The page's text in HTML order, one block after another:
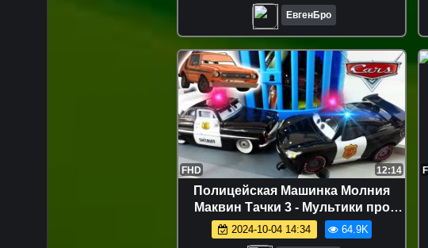
ЕвгенБро
FHD 12:14
Полицейская Машинка Молния
Маквин Тачки 3 - Мультики про
машинки для детей
2024-10-04 14:34 64.9K